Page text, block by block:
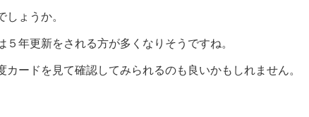
しょうか。
５年更新をされる方が多くなりそうですね。
カードを見て確認してみられるのも良いかもしれません。